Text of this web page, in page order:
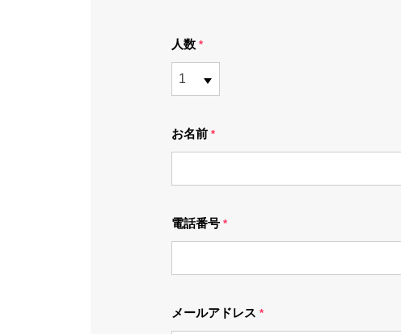
人数 *
お名前 *
電話番号 *
メールアドレス *